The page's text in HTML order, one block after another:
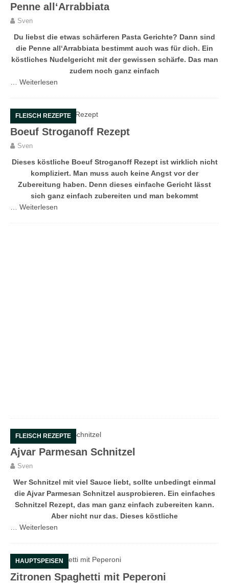
Penne all‘Arrabbiata
Sven
Du liebst die etwas schärferen Pasta Gerichte? Dann sind
die Penne all‘Arrabbiata bestimmt auch was für dich. Ein
köstliches Nudelgericht mit der gewissen schärfe. Das man
zudem noch ganz einfach
Weiterlesen
FLEISCH REZEPTE
Boeuf Stroganoff Rezept
Sven
Dieses köstliche Boeuf Stroganoff Rezept ist wirklich nicht
kompliziert. Man muss auch keine Angst vor der
Zubereitung haben. Denn dieses einfache Gericht lässt
sich ganz einfach zubereiten und man bekommt
Weiterlesen
FLEISCH REZEPTE
Ajvar Parmesan Schnitzel
Sven
Wer Schnitzel mit viel Sauce liebt, sollte unbedingt einmal
die Ajvar Parmesan Schnitzel ausprobieren. Ein einfaches
Schnitzel Rezept, das man ganz einfach zubereiten kann.
Aber nicht nur das. Dieses köstliche
Weiterlesen
HAUPTSPEISEN
Zitronen Spaghetti mit Peperoni